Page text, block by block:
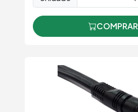
COMPRAR